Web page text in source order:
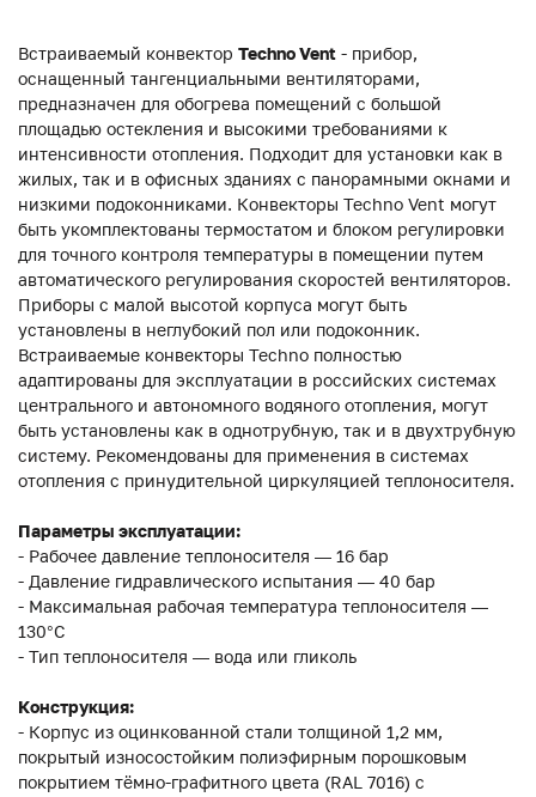
Встраиваемый конвектор Techno Vent - прибор,
оснащенный тангенциальными вентиляторами,
предназначен для обогрева помещений с большой
площадью остекления и высокими требованиями к
интенсивности отопления. Подходит для установки как в
жилых, так и в офисных зданиях с панорамными окнами и
низкими подоконниками. Конвекторы Techno Vent могут
быть укомплектованы термостатом и блоком регулировки
для точного контроля температуры в помещении путем
автоматического регулирования скоростей вентиляторов.
Приборы с малой высотой корпуса могут быть
установлены в неглубокий пол или подоконник.
Встраиваемые конвекторы Techno полностью
адаптированы для эксплуатации в российских системах
центрального и автономного водяного отопления, могут
быть установлены как в однотрубную, так и в двухтрубную
систему. Рекомендованы для применения в системах
отопления с принудительной циркуляцией теплоносителя.
Параметры эксплуатации:
- Рабочее давление теплоносителя — 16 бар
- Давление гидравлического испытания — 40 бар
- Максимальная рабочая температура теплоносителя —
130°С
- Тип теплоносителя — вода или гликоль
Конструкция:
- Корпус из оцинкованной стали толщиной 1,2 мм,
покрытый износостойким полиэфирным порошковым
покрытием тёмно-графитного цвета (RAL 7016) с